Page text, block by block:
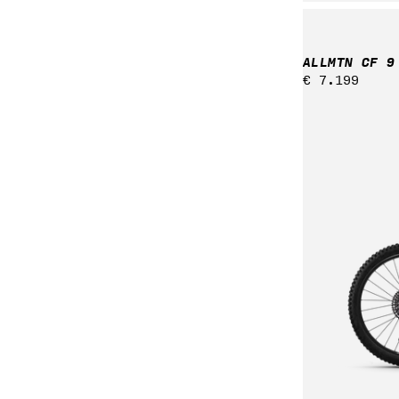
ALLMTN CF 9
Regulärer
€ 7.199